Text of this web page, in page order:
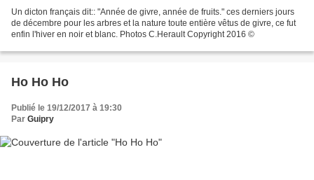
Un dicton français dit:: "Année de givre, année de fruits." ces derniers jours
de décembre pour les arbres et la nature toute entière vêtus de givre, ce fut
enfin l'hiver en noir et blanc. Photos C.Herault Copyright 2016 ©
Ho Ho Ho
Publié le 19/12/2017 à 19:30
Par Guipry